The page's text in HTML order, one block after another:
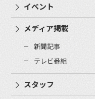
イベント
メディア掲載
新聞記事
テレビ番組
スタッフ